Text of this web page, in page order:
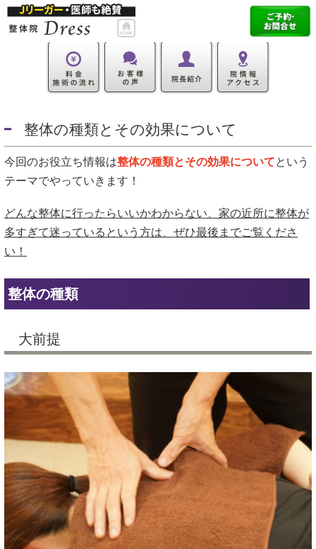
整体の種類とその効果について
今回のお役立ち情報は整体の種類とその効果についてという
テーマでやっていきます！
どんな整体に行ったらいいかわからない、家の近所に整体が
多すぎて迷っているという方は、ぜひ最後までご覧くださ
い！
整体の種類
大前提